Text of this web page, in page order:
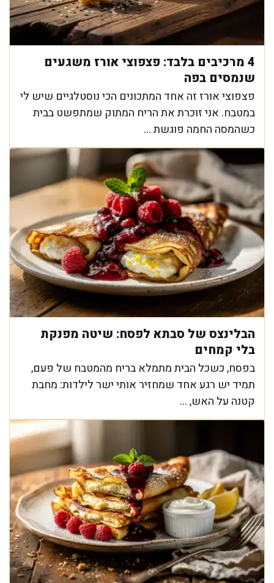
4 מרכיבים בלבד: פצפוצי אורז משגעים
שנמסים בפה
פצפוצי אורז זה אחד המתכונים הכי נוסטלגיים שיש לי
במטבח. אני זוכרת את הריח המתוק שמתפשט בבית
כשהמסה החמה פוגשת ...
הבלינצס של סבתא לפסח: שיטה מפנקת
בלי קמחים
בפסח, כשכל הבית מתמלא בריח מהמטבח של פעם,
תמיד יש רגע אחד שמחזיר אותי ישר לילדות: מחבת
קטנה על האש, ...